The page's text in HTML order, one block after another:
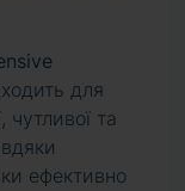
для
та
ефективно